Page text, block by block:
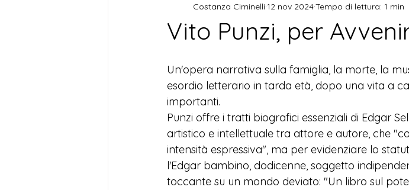
Vito Punzi, per
Costanza Ciminelli 12 nov 2024Tempo di lettura: 1 min
Un'opera narrativa sulla famiglia, la morte, la
esordio letterario in tarda età, dopo una vita a
importanti.
Punzi offre i tratti biografici essenziali di Edgar
artistico e intellettuale tra attore e autore, che
intensità espressiva", ma per evidenziare lo
l'Edgar bambino, dodicenne, soggetto
toccante su un mondo deviato: "Un libro sul